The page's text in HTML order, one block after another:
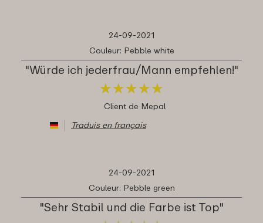
24-09-2021
Couleur: Pebble white
"Würde ich jederfrau/Mann empfehlen!"
★★★★★
★★★★★
Client de Mepal
Traduis en français
24-09-2021
Couleur: Pebble green
"Sehr Stabil und die Farbe ist Top"